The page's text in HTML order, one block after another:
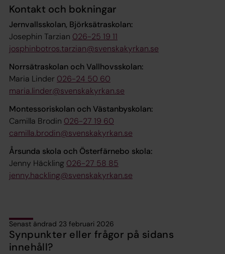
Kontakt och bokningar
Jernvallsskolan, Björksätraskolan:
Josephin Tarzian 026-25 19 11
josphinbotros.tarzian@svenskakyrkan.se
Norrsätraskolan och Vallhovsskolan:
Maria Linder 026-24 50 60
maria.linder@svenskakyrkan.se
Montessoriskolan och Västanbyskolan:
Camilla Brodin 026-27 19 60
camilla.brodin@svenskakyrkan.se
Årsunda skola och Österfärnebo skola:
Jenny Häckling 026-27 58 85
jenny.hackling@svenskakyrkan.se
Senast ändrad 23 februari 2026
Synpunkter eller frågor på sidans
innehåll?